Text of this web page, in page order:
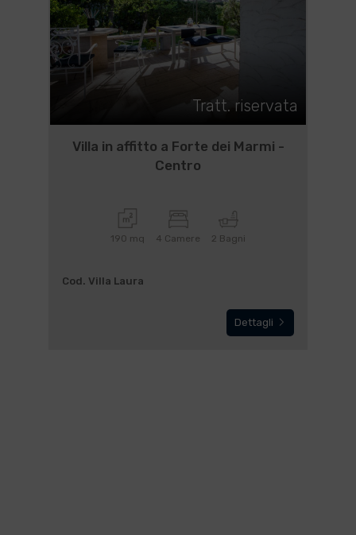
Tratt. riservata
Villa in affitto a Forte dei Marmi -
Centro
190 mq 4 Camere 2 Bagni
Cod. Villa Laura
Dettagli